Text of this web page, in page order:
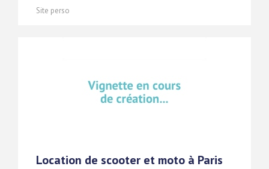
Site perso
Location de scooter et moto à Paris